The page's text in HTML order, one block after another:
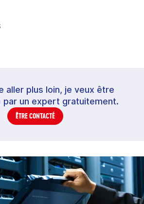
aller plus loin, je veux être
par un expert gratuitement.
ÊTRE CONTACTÉ